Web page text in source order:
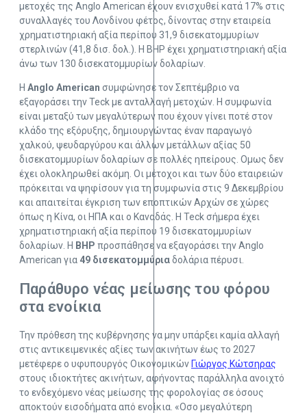
μετοχές της Anglo American έχουν ενισχυθεί κατά 17% στις
συναλλαγές του Λονδίνου φέτος, δίνοντας στην εταιρεία
χρηματιστηριακή αξία περίπου 31,9 δισεκατομμυρίων
στερλινών (41,8 δισ. δολ.). Η BHP έχει χρηματιστηριακή αξία
άνω των 130 δισεκατομμυρίων δολαρίων.
Η Anglo American συμφώνησε τον Σεπτέμβριο να
εξαγοράσει την Teck με ανταλλαγή μετοχών. Η συμφωνία
είναι μεταξύ των μεγαλύτερων που έχουν γίνει ποτέ στον
κλάδο της εξόρυξης, δημιουργώντας έναν παραγωγό
χαλκού, ψευδαργύρου και άλλων μετάλλων αξίας 50
δισεκατομμυρίων δολαρίων σε πολλές ηπείρους. Ομως δεν
έχει ολοκληρωθεί ακόμη. Οι μέτοχοι και των δύο εταιρειών
πρόκειται να ψηφίσουν για τη συμφωνία στις 9 Δεκεμβρίου
και απαιτείται έγκριση των εποπτικών Αρχών σε χώρες
όπως η Κίνα, οι ΗΠΑ και ο Καναδάς. Η Teck σήμερα έχει
χρηματιστηριακή αξία περίπου 19 δισεκατομμυρίων
δολαρίων. Η BHP προσπάθησε να εξαγοράσει την Anglo
American για 49 δισεκατομμύριαδολάρια πέρυσι.
Παράθυρο νέας μείωσης του φόρου
στα ενοίκια
Την πρόθεση της κυβέρνησης να μην υπάρξει καμία αλλαγή
στις αντικειμενικές αξίες των ακινήτων έως το 2027
μετέφερε ο υφυπουργός Οικονομικών Γιώργος Κώτσηρας
στους ιδιοκτήτες ακινήτων, αφήνοντας παράλληλα ανοιχτό
το ενδεχόμενο νέας μείωσης της φορολογίας σε όσους
αποκτούν εισοδήματα από ενοίκια. «Οσο μεγαλύτερη